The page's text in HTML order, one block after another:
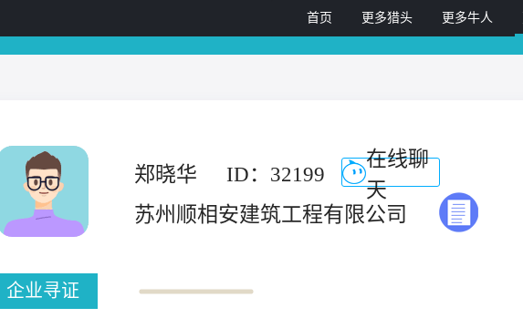
首页 更多猎头 更多牛人
郑晓华 ID：32199
在线聊
天
苏州顺相安建筑工程有限公司
企业寻证